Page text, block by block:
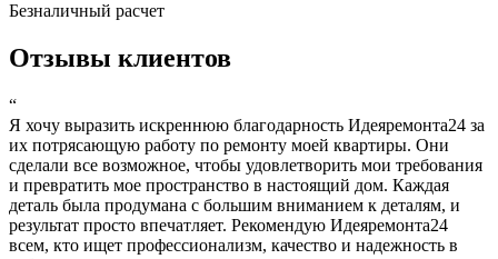
Безналичный расчет
Отзывы клиентов
“
Я хочу выразить искреннюю благодарность Идеяремонта24 за
их потрясающую работу по ремонту моей квартиры. Они
сделали все возможное, чтобы удовлетворить мои требования
и превратить мое пространство в настоящий дом. Каждая
деталь была продумана с большим вниманием к деталям, и
результат просто впечатляет. Рекомендую Идеяремонта24
всем, кто ищет профессионализм, качество и надежность в